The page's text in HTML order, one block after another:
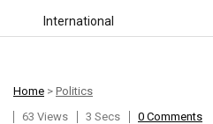
International
Home > Politics
63 Views
3 Secs 0 Comments